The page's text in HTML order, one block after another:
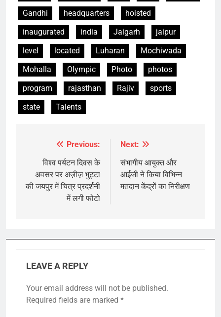
Gandhi
headquarters
hoisted
inaugurated
india Jaigarh
jaipur
level
located Luharan
Mochiwada
Mohalla
Olympic Photo
photos
program
rajasthan Rajiv
sports
state
Talents
navigation
Previous:
विश्व पर्यटन दिवस के
अवसर पर अज़ीज़ भुट्टा
की जयपुर में चित्र प्रदर्शनी
में लगी फोटो
Next:
संभागीय आयुक्त और
आईजी ने किया विभिन्न
मतदान केंद्रों का निरीक्षण
LEAVE A REPLY
Your email address will not be published.
Required fields are marked *